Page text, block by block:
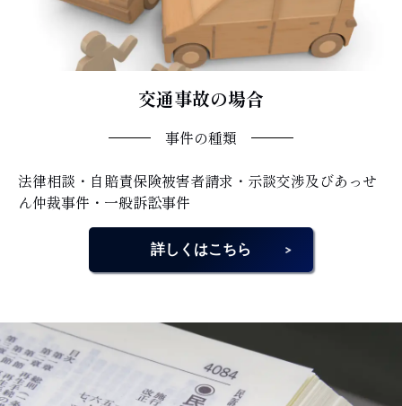
交通事故の場合
事件の種類
法律相談・自賠責保険被害者請求・示談交渉及びあっせ
ん仲裁事件・一般訴訟事件
詳しくはこちら